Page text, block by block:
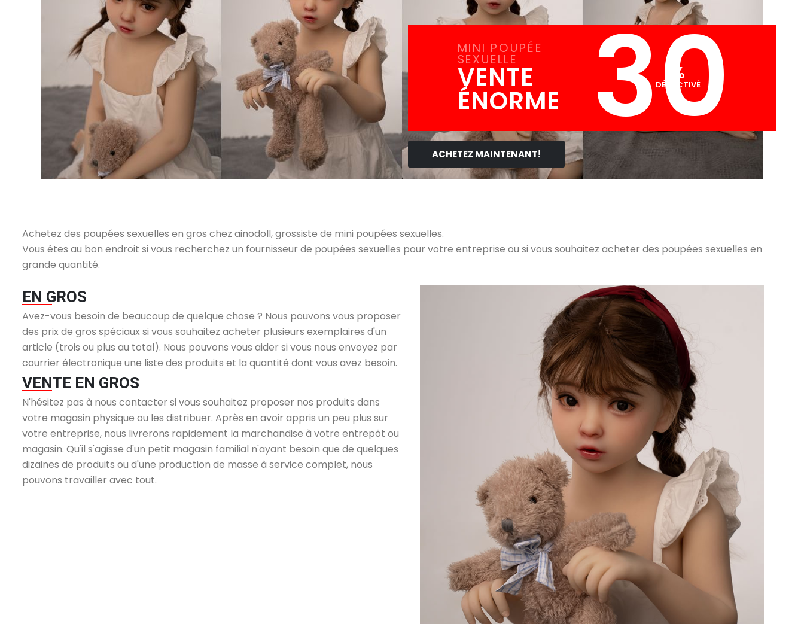
MINI POUPÉE
SEXUELLE
VENTE
ÉNORME 30
%
DÉSACTIVÉ
ACHETEZ MAINTENANT!
Achetez des poupées sexuelles en gros chez ainodoll, grossiste de mini poupées sexuelles.
Vous êtes au bon endroit si vous recherchez un fournisseur de poupées sexuelles pour votre entreprise ou si vous souhaitez acheter des poupées sexuelles en
grande quantité.
EN GROS
Avez-vous besoin de beaucoup de quelque chose ? Nous pouvons vous proposer
des prix de gros spéciaux si vous souhaitez acheter plusieurs exemplaires d'un
article (trois ou plus au total). Nous pouvons vous aider si vous nous envoyez par
courrier électronique une liste des produits et la quantité dont vous avez besoin.
VENTE EN GROS
N'hésitez pas à nous contacter si vous souhaitez proposer nos produits dans
votre magasin physique ou les distribuer. Après en avoir appris un peu plus sur
votre entreprise, nous livrerons rapidement la marchandise à votre entrepôt ou
magasin. Qu'il s'agisse d'un petit magasin familial n'ayant besoin que de quelques
dizaines de produits ou d'une production de masse à service complet, nous
pouvons travailler avec tout.